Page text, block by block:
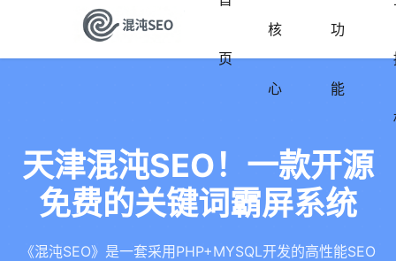
页
核
心
功
能
天津混沌SEO！一款开源
免费的关键词霸屏系统
《混沌SEO》是一套采用PHP+MYSQL开发的高性能SEO